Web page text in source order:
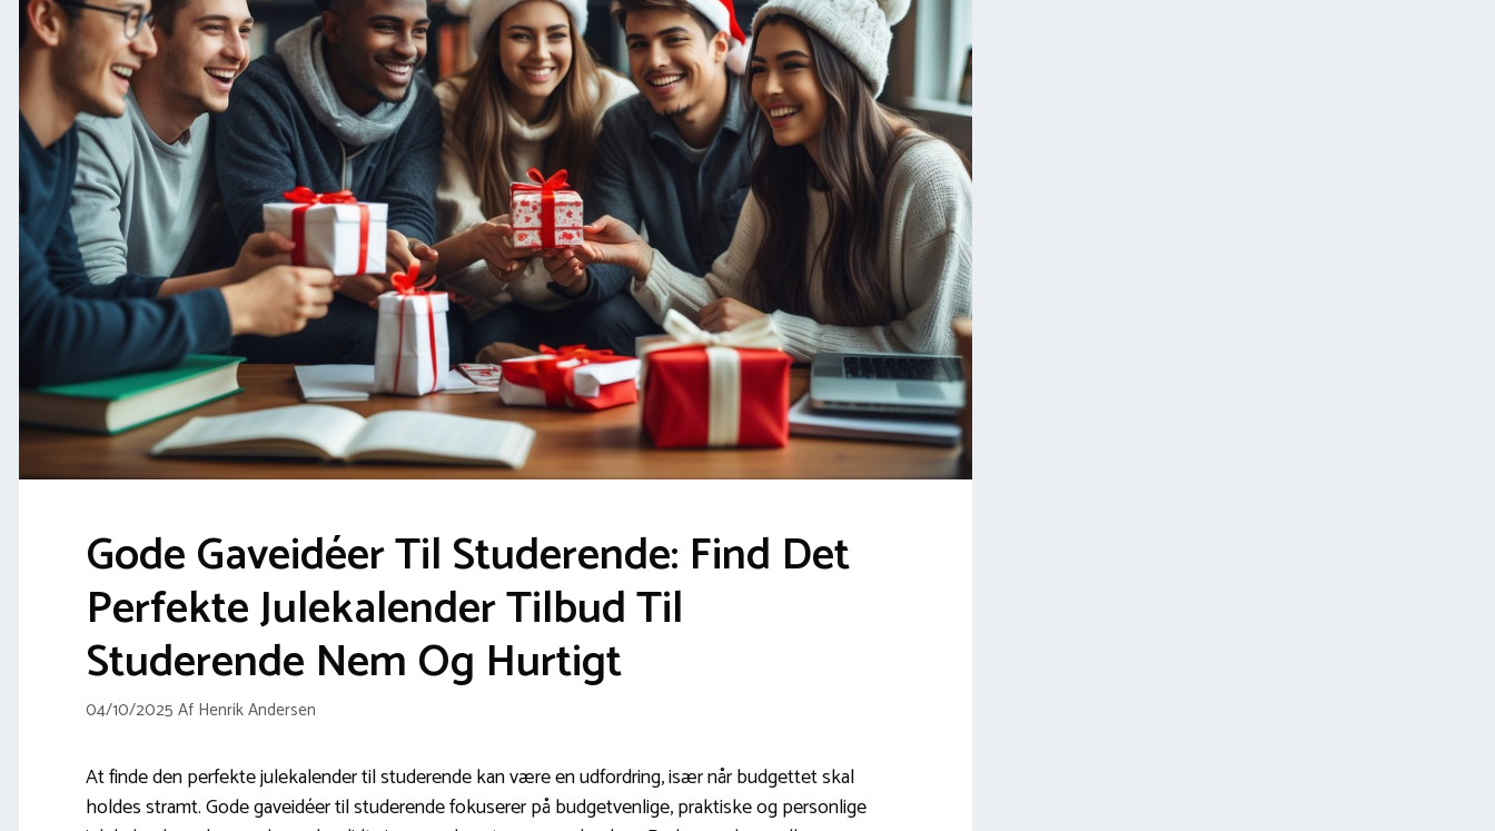
Gode Gaveidéer Til Studerende: Find Det
Perfekte Julekalender Tilbud Til
Studerende Nem Og Hurtigt
04/10/2025 Af Henrik Andersen
At finde den perfekte julekalender til studerende kan være en udfordring, især når budgettet skal
holdes stramt. Gode gaveidéer til studerende fokuserer på budgetvenlige, praktiske og personlige